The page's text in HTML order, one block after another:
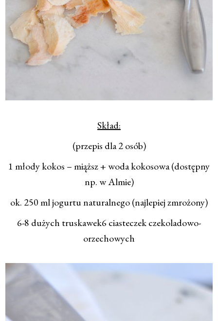
Skład:
(przepis dla 2 osób)
1 młody kokos – miąższ + woda kokosowa (dostępny
np. w Almie)
ok. 250 ml jogurtu naturalnego (najlepiej zmrożony)
6-8 dużych truskawek6 ciasteczek czekoladowo-
orzechowych